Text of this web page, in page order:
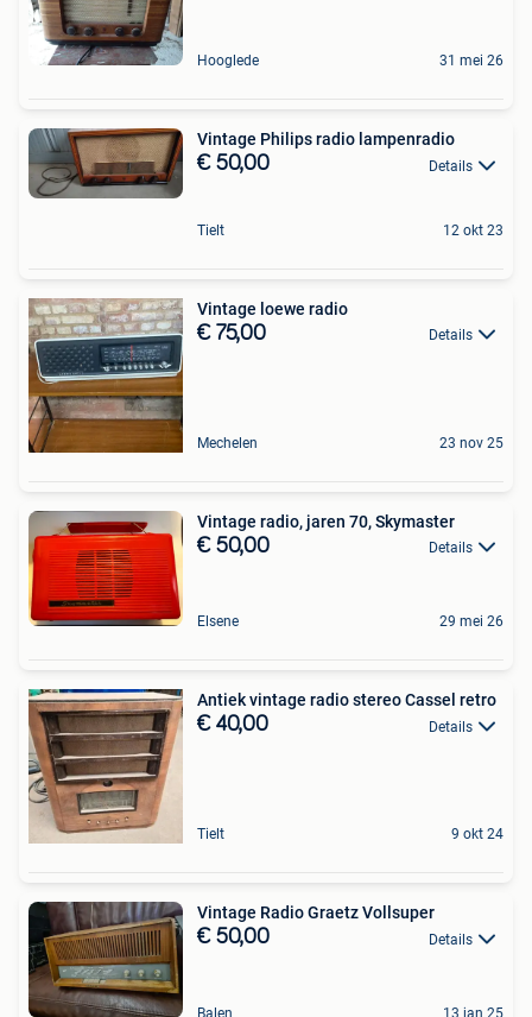
Hooglede 31 mei 26
Vintage Philips radio lampenradio
€ 50,00 Details
Tielt 12 okt 23
Vintage loewe radio
€ 75,00 Details
Mechelen 23 nov 25
Vintage radio, jaren 70, Skymaster
€ 50,00 Details
Elsene 29 mei 26
Antiek vintage radio stereo Cassel retro
€ 40,00 Details
Tielt 9 okt 24
Vintage Radio Graetz Vollsuper
€ 50,00 Details
Balen 13 jan 25